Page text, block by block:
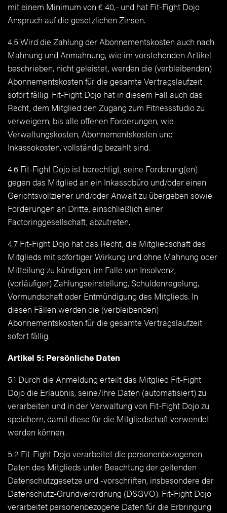
mit einem Minimum von € 40,- und hat Fit-Fight Dojo
Anspruch auf die gesetzlichen Zinsen.
4.5 Wird die Zahlung der Abonnementskosten auch nach
Mahnung und Anmahnung, wie im vorstehenden Artikel
beschrieben, nicht geleistet, werden die (verbleibenden)
Abonnementskosten für die gesamte Vertragslaufzeit
sofort fällig. Fit-Fight Dojo hat in diesem Fall auch das
Recht, dem Mitglied den Zugang zum Fitnessstudio zu
verweigern, bis alle offenen Forderungen, wie
Verwaltungskosten, Abonnementskosten und
Inkassokosten, vollständig bezahlt sind.
4.6 Fit-Fight Dojo ist berechtigt, seine Forderung(en)
gegen das Mitglied an ein Inkassobüro und/oder einen
Gerichtsvollzieher und/oder Anwalt zu übergeben sowie
Forderungen an Dritte, einschließlich einer
Factoringgesellschaft, abzutreten.
4.7 Fit-Fight Dojo hat das Recht, die Mitgliedschaft des
Mitglieds mit sofortiger Wirkung und ohne Mahnung oder
Mitteilung zu kündigen, im Falle von Insolvenz,
(vorläufiger) Zahlungseinstellung, Schuldenregelung,
Vormundschaft oder Entmündigung des Mitglieds. In
diesen Fällen werden die (verbleibenden)
Abonnementskosten für die gesamte Vertragslaufzeit
sofort fällig.
Artikel 5: Persönliche Daten
5.1 Durch die Anmeldung erteilt das Mitglied Fit-Fight
Dojo die Erlaubnis, seine/ihre Daten (automatisiert) zu
verarbeiten und in der Verwaltung von Fit-Fight Dojo zu
speichern, damit diese für die Mitgliedschaft verwendet
werden können.
5.2 Fit-Fight Dojo verarbeitet die personenbezogenen
Daten des Mitglieds unter Beachtung der geltenden
Datenschutzgesetze und -vorschriften, insbesondere der
Datenschutz-Grundverordnung (DSGVO). Fit-Fight Dojo
verarbeitet personenbezogene Daten für die Erbringung